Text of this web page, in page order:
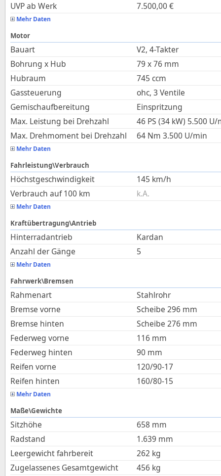
UVP ab Werk
7.500,00€
Mehr Daten
Motor
Bauart
V2, 4-Takter
Bohrung x Hub
79 x76 mm
Hubraum
745 ccm
Gassteuerung
ohc, 3 Ventile
Gemischaufbereitung
Einspritzung
Max. Leistung bei Drehzahl
46 PS (34 kW) 5.500 U/
Max. Drehmoment bei Drehzahl
64 Nm 3.500 U/min
Mehr Daten
Fahrleistung\Verbrauch
Höchstgeschwindigkeit 145 km/h
Verbrauch auf 100 km
k.A.
Mehr Daten
Kraftübertragung\Antrieb
Hinterradantrieb
Kardan
Anzahl der Gänge
5
Mehr Daten
Fahrwerk\Bremsen
Rahmenart
Stahlrohr
Bremse vorne
Scheibe 296 mm
Bremse hinten
Scheibe 276 mm
Federweg vorne
116 mm
Federweg hinten
90 mm
Reifen vorne
120/90-17
Reifen hinten
160/80-15
Mehr Daten
Maße\Gewichte
Sitzhöhe 658 mm
Radstand
1.639 mm
Leergewicht fahrbereit
262 kg
Zugelassenes Gesamtgewicht
456 kg